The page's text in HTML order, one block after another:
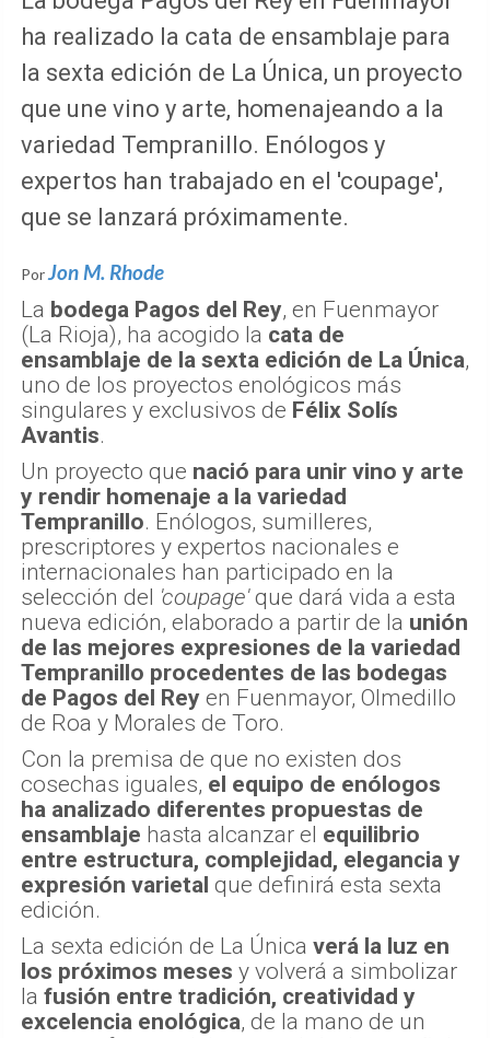
ha realizado la cata de ensamblaje para
la sexta edición de La Única, un proyecto
que une vino y arte, homenajeando a la
variedad Tempranillo. Enólogos y
expertos han trabajado en el 'coupage',
que se lanzará próximamente.
PorJon M. Rhode
La bodega Pagos del Rey, en Fuenmayor
(La Rioja), ha acogido la cata de
ensamblaje de la sexta edición de La Única,
uno de los proyectos enológicos más
singulares y exclusivos de Félix Solís
Avantis.
Un proyecto que nació para unir vino y arte
y rendir homenaje a la variedad
Tempranillo. Enólogos, sumilleres,
prescriptores y expertos nacionales e
internacionales han participado en la
selección del 'coupage'que dará vida a esta
nueva edición, elaborado a partir de la unión
de las mejores expresiones de la variedad
Tempranillo procedentes de las bodegas
de Pagos del Rey en Fuenmayor, Olmedillo
de Roa y Morales de Toro.
Con la premisa de que no existen dos
cosechas iguales, el equipo de enólogos
ha analizado diferentes propuestas de
ensamblaje hasta alcanzar el equilibrio
entre estructura, complejidad, elegancia y
expresión varietal que definirá esta sexta
edición.
La sexta edición de La Única verá la luz en
los próximos meses y volverá a simbolizar
la fusión entre tradición, creatividad y
excelencia enológica, de la mano de un